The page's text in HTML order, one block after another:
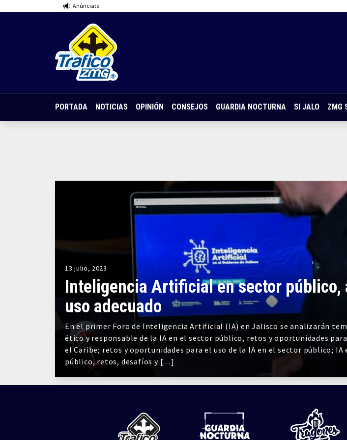
Anúnciate
PORTADA NOTICIAS OPINIÓN CONSEJOS GUARDIA NOCTURNA SI JALO ZMG
13 julio, 2023
Inteligencia Artificial en sector público,
uso adecuado
En el primer Foro de Inteligencia Artificial (IA) en Jalisco se analizarán
ético y responsable de la IA en el sector público, retos y oportunidades
el Caribe; retos y oportunidades para el uso de la IA en el sector público; IA
público, retos, desafíos y […]